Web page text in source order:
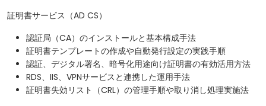
証明書サービス（AD CS）
認証局（CA）のインストールと基本構成手法
証明書テンプレートの作成や自動発行設定の実践手順
認証、デジタル署名、暗号化用途向け証明書の有効活用方法
RDS、IIS、VPNサービスと連携した運用手法
証明書失効リスト（CRL）の管理手順や取り消し処理実施法